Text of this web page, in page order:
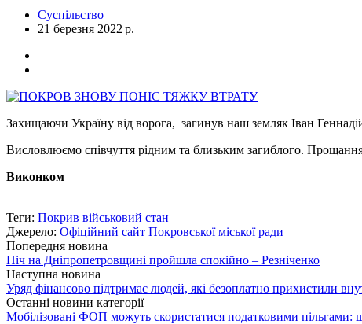
Суспільство
21 березня 2022 р.
Захищаючи Україну від ворога, загинув наш земляк Іван
Висловлюємо співчуття рідним та близьким загиблого.
Виконком
Теги: Покрив військовий стан
Джерело: Офіційний сайт Покровської міської ради
Попередня новина
Ніч на Дніпропетровщині пройшла спокійно – Резніченко
Наступна новина
Уряд фінансово підтримає людей, які безоплатно прихистили
Останні новини категорії
Мобілізовані ФОП можуть скористатися податковими пільгами: